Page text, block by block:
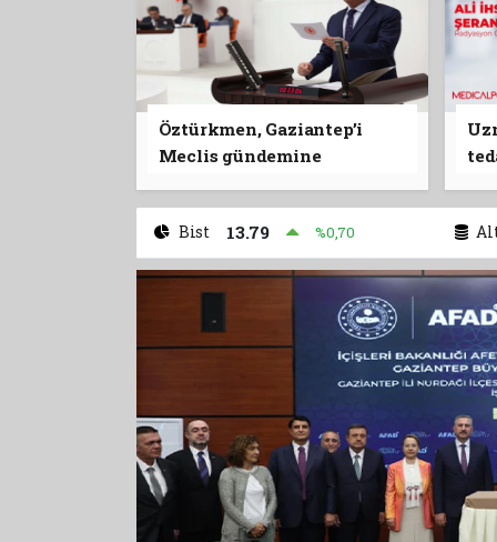
Jandarmadan
Sıkı Denetim
Gaziantep'in
İhracatı 1,0
Öztürkmen, Gaziantep’i
Meclis gündemine
Bist 13.79 %0,70